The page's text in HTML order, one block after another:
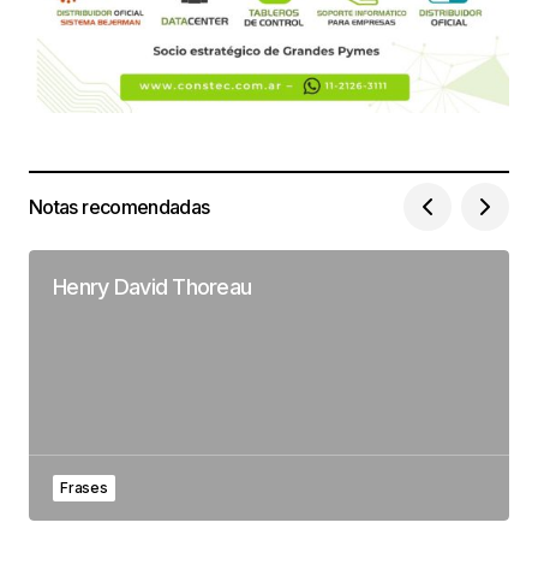
Notas recomendadas
Henry David Thoreau
Frases